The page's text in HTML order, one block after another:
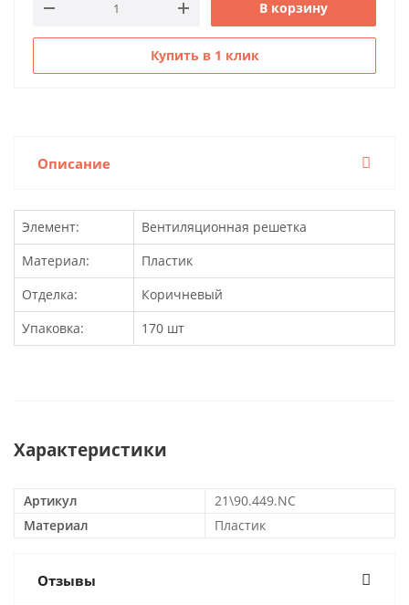
В корзину
Купить в 1 клик
Описание
Элемент:
Вентиляционная решетка
Материал:
Пластик
Отделка:
Коричневый
Упаковка:
170 шт
Характеристики
Артикул
21\90.449.NC
Материал
Пластик
Отзывы